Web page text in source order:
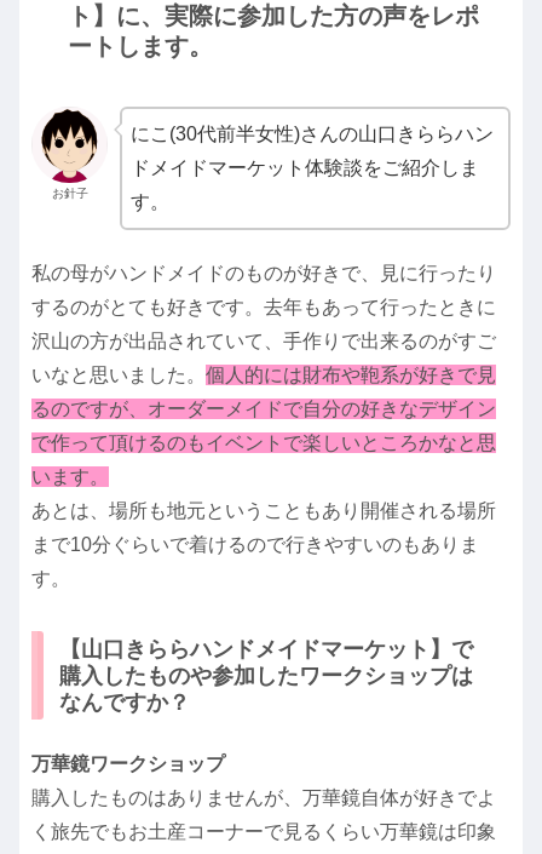
ト】に、実際に参加した方の声をレポ
ートします。
お針子
にこ(30代前半女性)さんの山口きららハン
ドメイドマーケット体験談をご紹介しま
す。
私の母がハンドメイドのものが好きで、見に行ったり
するのがとても好きです。去年もあって行ったときに
沢山の方が出品されていて、手作りで出来るのがすご
いなと思いました。 個人的には財布や鞄系が好きで見
るのですが、オーダーメイドで自分の好きなデザイン
で作って頂けるのもイベントで楽しいところかなと思
います。
あとは、場所も地元ということもあり開催される場所
まで10分ぐらいで着けるので行きやすいのもありま
す。
【山口きららハンドメイドマーケット】で
購入したものや参加したワークショップは
なんですか？
万華鏡ワークショップ
購入したものはありませんが、万華鏡自体が好きでよ
く旅先でもお土産コーナーで見るくらい万華鏡は印象